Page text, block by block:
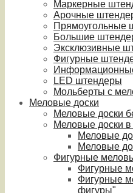
Маркерные
Арочные
Прямоугольные
Большие
Эксклюзивные
Фигурные
LED штендеры
Мольберты с
Меловые доски
Меловые доски
Меловые доски
Меловые
Меловые
Фигурные
Фигурные
Фигурные
фигуры"